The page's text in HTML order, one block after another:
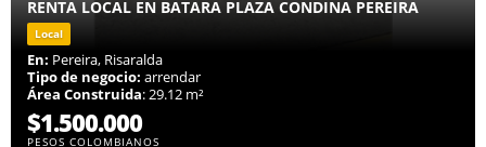
RENTA LOCAL EN BATARA PLAZA CONDINA PEREIRA
Local
En: Pereira, Risaralda
Tipo de negocio: arrendar
Área Construida: 29.12 m²
$1.500.000
PESOS COLOMBIANOS